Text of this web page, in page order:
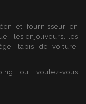
et fournisseur en
les enjoliveurs, les
tapis de voiture,
ou voulez-vous